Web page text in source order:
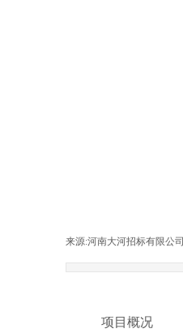
来源:河南大河招标有限公司
项目概况